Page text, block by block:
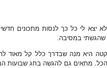
יצא לי כל כך לנסות מתכונים
שהגשתי במסיבה.
היא מנה שבדרך כלל קל מאוד
הכל. מתאים גם להגשה בחג שבועות